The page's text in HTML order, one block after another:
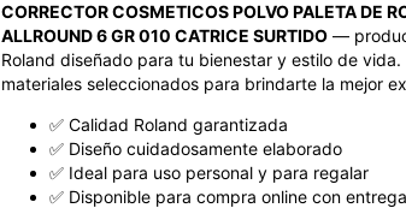
CORRECTOR COSMETICOS POLVO PALETA DE
ALLROUND 6 GR 010 CATRICE SURTIDO—
Roland diseñado para tu bienestar y estilo de
materiales seleccionados para brindarte la mejor
✅ Calidad Roland garantizada
✅ Diseño cuidadosamente elaborado
✅ Ideal para uso personal y para regalar
✅ Disponible para compra online con